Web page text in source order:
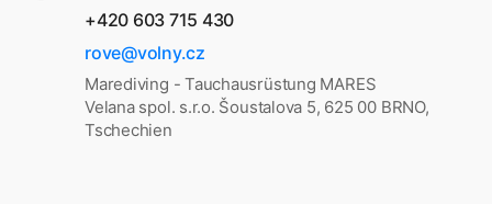
+420 603 715 430
rove@volny.cz
Marediving - Tauchausrüstung MARES
Velana spol. s.r.o. Šoustalova 5, 625 00 BRNO,
Tschechien